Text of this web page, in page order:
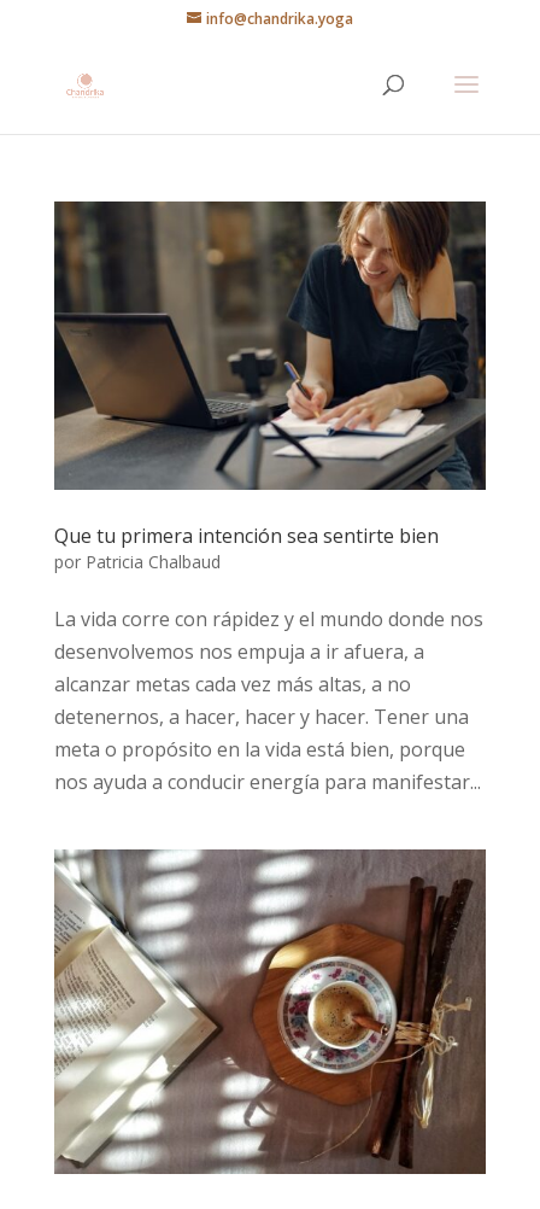
info@chandrika.yoga
Que tu primera intención sea sentirte bien
por Patricia Chalbaud
La vida corre con rápidez y el mundo donde nos
desenvolvemos nos empuja a ir afuera, a
alcanzar metas cada vez más altas, a no
detenernos, a hacer, hacer y hacer. Tener una
meta o propósito en la vida está bien, porque
nos ayuda a conducir energía para manifestar...